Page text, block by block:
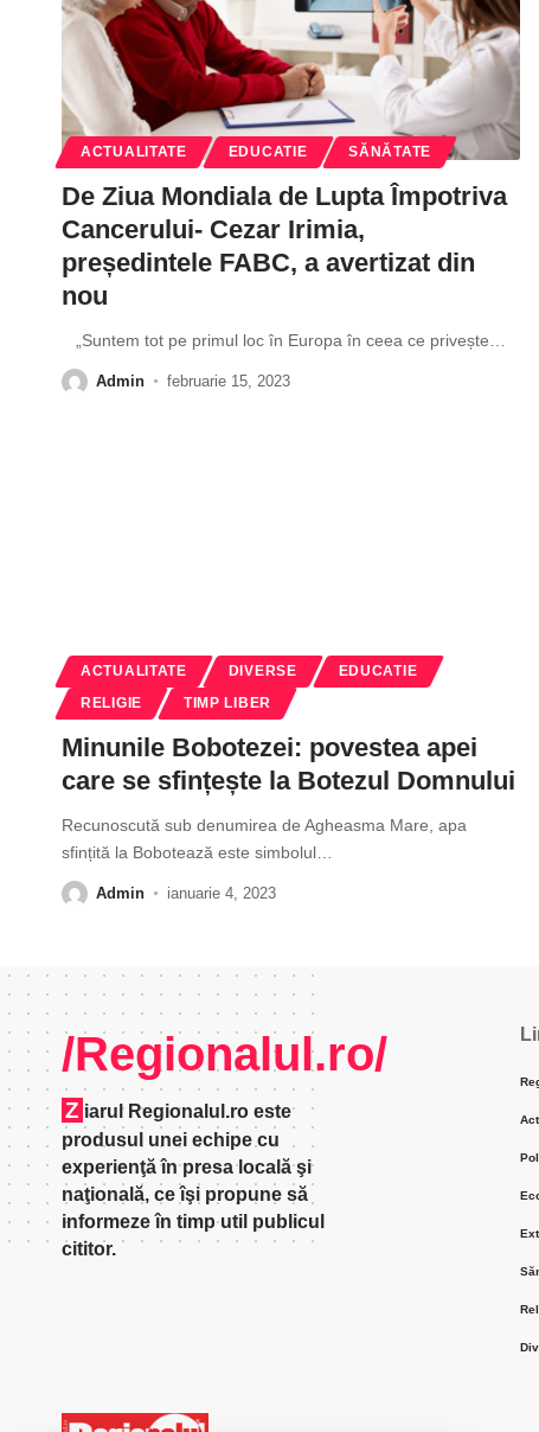
ACTUALITATE EDUCATIE SĂNĂTATE
De Ziua Mondiala de Lupta Împotriva
Cancerului- Cezar Irimia,
președintele FABC, a avertizat din
nou
„Suntem tot pe primul loc în Europa în ceea ce privește
Admin februarie 15, 2023
ACTUALITATE DIVERSE EDUCATIE
RELIGIE TIMP LIBER
Minunile Bobotezei: povestea apei
care se sfințește la Botezul Domnului
Recunoscută sub denumirea de Agheasma Mare, apa
sfințită la Bobotează este simbolul
Admin ianuarie 4, 2023
/Regionalul.ro/
Z iarul Regionalul.ro este
produsul unei echipe cu
experienţă în presa locală şi
naţională, ce îşi propune să
informeze în timp util publicul
cititor.